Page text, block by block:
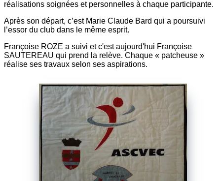
réalisations soignées et personnelles à chaque participante.
Après son départ, c’est Marie Claude Bard qui a poursuivi
l’essor du club dans le même esprit.
Françoise ROZE a suivi et c'est aujourd'hui Françoise
SAUTEREAU qui prend la relève. Chaque « patcheuse »
réalise ses travaux selon ses aspirations.